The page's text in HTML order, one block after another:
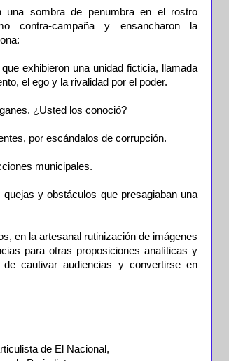
una sombra de penumbra en el rostro
contra-campaña y ensancharon la
exhibieron una unidad ficticia, llamada
el ego y la rivalidad por el poder.
¿Usted los conoció?
por escándalos de corrupción.
municipales.
y obstáculos que presagiaban una
en la artesanal rutinización de imágenes
para otras proposiciones analíticas y
cautivar audiencias y convertirse en
de El Nacional,